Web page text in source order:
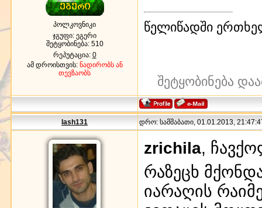
პოლკოვნიკი
ჯგუფი: ეგერი
შეტყობინება: 510
რეპუტაცია: 0
ამ დროისთვის: ნადირობს ან
თევზაობს
წელიწადში
შეტყობინება
lash131 დრო: სამშაბათი, 01.01.2013,
zrichila,
რაზეცხ
იარაღის